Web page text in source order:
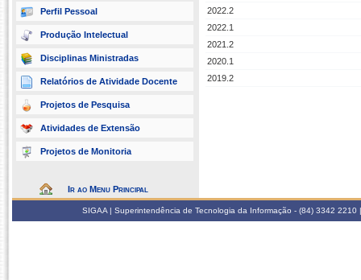
Perfil Pessoal
Produção Intelectual
Disciplinas Ministradas
Relatórios de Atividade Docente
Projetos de Pesquisa
Atividades de Extensão
Projetos de Monitoria
Ir ao Menu Principal
2022.2
2022.1
2021.2
2020.1
2019.2
SIGAA | Superintendência de Tecnologia da Informação - (84) 3342